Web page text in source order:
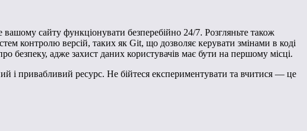
сайту функціонувати безперебійно 24/7. Розгляньте також
контролю версій, таких як Git, що дозволяє керувати змінами в коді
безпеку, адже захист даних користувачів має бути на першому місці.
і привабливий ресурс. Не бійтеся експериментувати та вчитися — це